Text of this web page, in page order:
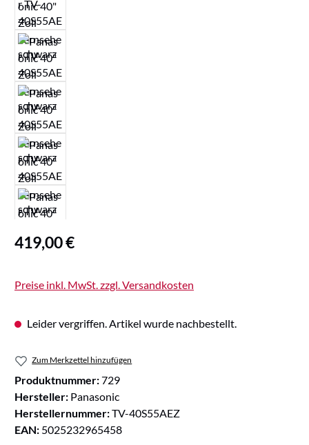
Regulärer Preis:
419,00 €
Preise inkl. MwSt. zzgl. Versandkosten
Leider vergriffen. Artikel wurde nachbestellt.
Zum Merkzettel hinzufügen
Produktnummer:729
Hersteller: Panasonic
Herstellernummer:TV-40S55AEZ
EAN: 5025232965458